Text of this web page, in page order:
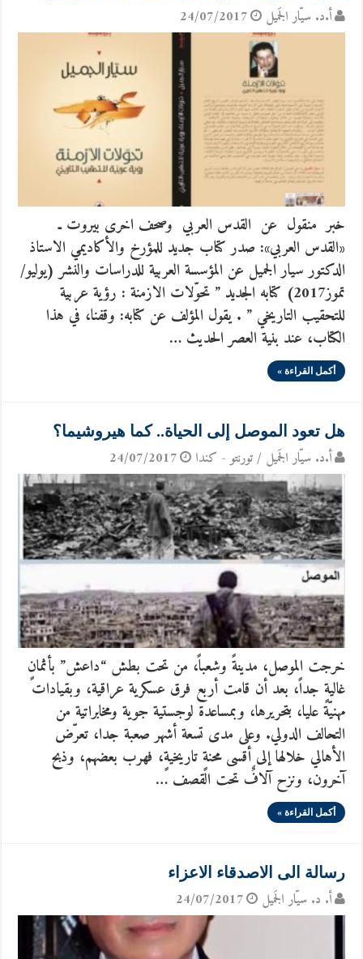
أ.د. سيّار الجَميل 24/07/2017
خبر منقول عن القدس العربي وصحف اخرى بيروت ـ
«القدس العربي»: صدر كتاب جديد للمؤرخ والأكاديمي الاستاذ
الدكتور سيار الجميل عن المؤسسة العربية للدراسات والنشر (يوليو/
تموز2017) كتابه الجديد ” تحوّلات الازمنة : رؤية عربية
للتحقيب التاريخي ” . يقول المؤلف عن كتابه: وقفنا، في هذا
الكتاب، عند بنية العصر الحديث …
أكمل القراءة »
هل تعود الموصل إلى الحياة.. كما هيروشيما؟
أ.د. سيّار الجَميل / تورنتو - كندا 24/07/2017
خرجت الموصل، مدينةً وشعباً، من تحت بطش “داعش” بأثمانٍ
غاليةٍ جداً، بعد أن قامت أربع فرق عسكرية عراقية، وبقيادات
مهنيّة عليا، بتحريرها، وبمساعدة لوجستية جوية ومخابراتية من
التحالف الدولي. وعلى مدى تسعة أشهر صعبة جدا، تعرّض
الأهالي خلالها إلى أقسى محنةٍ تاريخيةٍ، فهرب بعضهم، وذبح
آخرون، ونزح آلافٌ تحت القصف …
أكمل القراءة »
رسالة الى الاصدقاء الاعزاء
أ. د. سيّار الجَميل 24/07/2017